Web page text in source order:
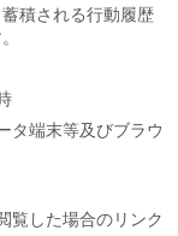
積される行動履歴
タ端末等及びブラウ
覧した場合のリンク